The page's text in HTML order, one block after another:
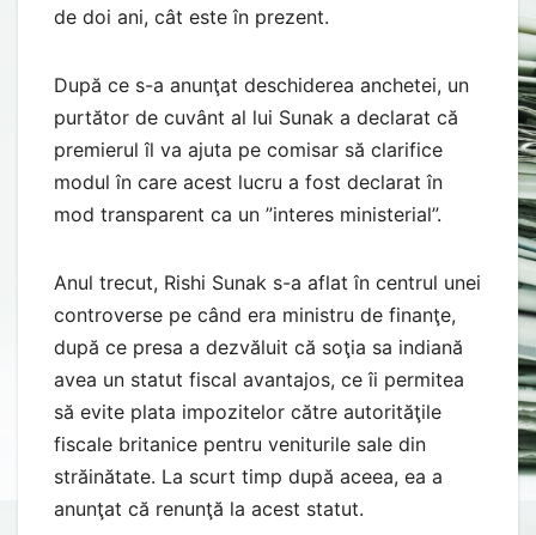
de doi ani, cât este în prezent.
După ce s-a anunţat deschiderea anchetei, un
purtător de cuvânt al lui Sunak a declarat că
premierul îl va ajuta pe comisar să clarifice
modul în care acest lucru a fost declarat în
mod transparent ca un ”interes ministerial”.
Anul trecut, Rishi Sunak s-a aflat în centrul unei
controverse pe când era ministru de finanţe,
după ce presa a dezvăluit că soţia sa indiană
avea un statut fiscal avantajos, ce îi permitea
să evite plata impozitelor către autorităţile
fiscale britanice pentru veniturile sale din
străinătate. La scurt timp după aceea, ea a
anunţat că renunţă la acest statut.